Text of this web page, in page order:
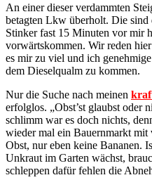
An einer dieser verdammten
betagten Lkw überholt. Die sind
Stinker fast 15 Minuten vor mir
vorwärtskommen. Wir reden
es mir zu viel und ich
dem Dieselqualm zu kommen.
Nur die Suche nach meinen
erfolglos. „Obst’st glaubst oder
schlimm war es doch nichts,
wieder mal ein Bauernmarkt mit
Obst, nur eben keine Bananen.
Unkraut im Garten wächst,
schleppen dafür fehlen die